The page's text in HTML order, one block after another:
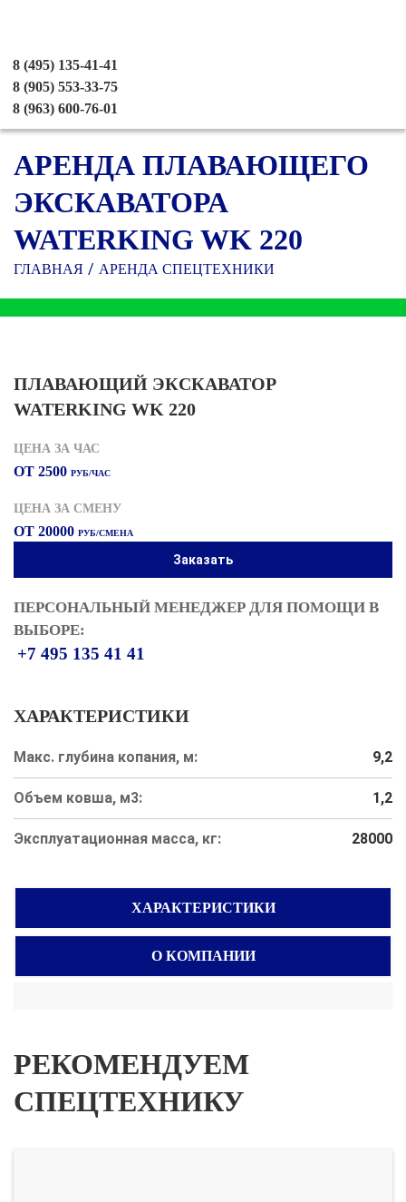
8 (495) 135-41-41
8 (905) 553-33-75
8 (963) 600-76-01
АРЕНДА ПЛАВАЮЩЕГО
ЭКСКАВАТОРА
WATERKING WK 220
ГЛАВНАЯ АРЕНДА СПЕЦТЕХНИКИ
ПЛАВАЮЩИЙ ЭКСКАВАТОР
WATERKING WK 220
ЦЕНА ЗА ЧАС
ОТ 2500 РУБ/ЧАС
ЦЕНА ЗА СМЕНУ
ОТ 20000 РУБ/СМЕНА
Заказать
ПЕРСОНАЛЬНЫЙ МЕНЕДЖЕР ДЛЯ ПОМОЩИ В
ВЫБОРЕ:
+7 495 135 41 41
ХАРАКТЕРИСТИКИ
Макс. глубина копания, м: 9,2
Объем ковша, м3: 1,2
Эксплуатационная масса, кг: 28000
ХАРАКТЕРИСТИКИ
О КОМПАНИИ
РЕКОМЕНДУЕМ
СПЕЦТЕХНИКУ